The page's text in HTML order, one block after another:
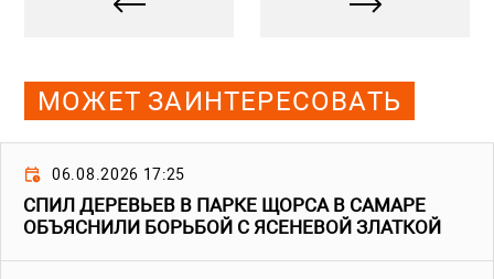
МОЖЕТ ЗАИНТЕРЕСОВАТЬ
06.08.2026 17:25
СПИЛ ДЕРЕВЬЕВ В ПАРКЕ ЩОРСА В САМАРЕ
ОБЪЯСНИЛИ БОРЬБОЙ С ЯСЕНЕВОЙ ЗЛАТКОЙ